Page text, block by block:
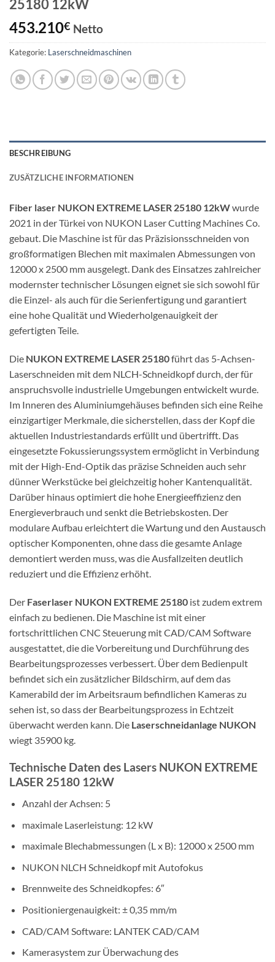
25180 12kW
453.210€ Netto
Kategorie: Laserschneidmaschinen
BESCHREIBUNG
ZUSÄTZLICHE INFORMATIONEN
Fiber laser NUKON EXTREME LASER 25180 12kWwurde
2021 in der Türkei von NUKON Laser Cutting Machines Co.
gebaut. Die Maschine ist für das Präzisionsschneiden von
großformatigen Blechen mit maximalen Abmessungen von
12000 x 2500 mm ausgelegt. Dank des Einsatzes zahlreicher
modernster technischer Lösungen eignet sie sich sowohl für
die Einzel- als auch für die Serienfertigung und garantiert
eine hohe Qualität und Wiederholgenauigkeit der
gefertigten Teile.
Die NUKON EXTREME LASER 25180führt das 5-Achsen-
Laserschneiden mit dem NLCH-Schneidkopf durch, der für
anspruchsvolle industrielle Umgebungen entwickelt wurde.
Im Inneren des Aluminiumgehäuses befinden sich eine Reihe
einzigartiger Merkmale, die sicherstellen, dass der Kopf die
aktuellen Industriestandards erfüllt und übertrifft. Das
eingesetzte Fokussierungssystem ermöglicht in Verbindung
mit der High-End-Optik das präzise Schneiden auch sehr
dünner Werkstücke bei gleichzeitig hoher Kantenqualität.
Darüber hinaus optimiert die hohe Energieeffizienz den
Energieverbrauch und senkt die Betriebskosten. Der
modulare Aufbau erleichtert die Wartung und den Austausch
optischer Komponenten, ohne dass die gesamte Anlage
demontiert werden muss, was die Ausfallzeiten deutlich
reduziert und die Effizienz erhöht.
Der Faserlaser NUKON EXTREME 25180 ist zudem extrem
einfach zu bedienen. Die Maschine ist mit einer
fortschrittlichen CNC Steuerung mit CAD/CAM Software
ausgestattet, die die Vorbereitung und Durchführung des
Bearbeitungsprozesses verbessert. Über dem Bedienpult
befindet sich ein zusätzlicher Bildschirm, auf dem das
Kamerabild der im Arbeitsraum befindlichen Kameras zu
sehen ist, so dass der Bearbeitungsprozess in Echtzeit
überwacht werden kann. Die Laserschneidanlage NUKON
wiegt 35900 kg.
Technische Daten des Lasers NUKON EXTREME
LASER 25180 12kW
Anzahl der Achsen: 5
maximale Laserleistung: 12 kW
maximale Blechabmessungen (L x B): 12000 x 2500 mm
NUKON NLCH Schneidkopf mit Autofokus
Brennweite des Schneidkopfes: 6″
Positioniergenauigkeit: ± 0,35 mm/m
CAD/CAM Software: LANTEK CAD/CAM
Kamerasystem zur Überwachung des